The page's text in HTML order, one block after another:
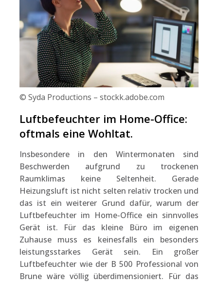
© Syda Productions – stockk.adobe.com
Luftbefeuchter im Home-Office:
oftmals eine Wohltat.
Insbesondere in den Wintermonaten sind
Beschwerden aufgrund zu trockenen
Raumklimas keine Seltenheit. Gerade
Heizungsluft ist nicht selten relativ trocken und
das ist ein weiterer Grund dafür, warum der
Luftbefeuchter im Home-Office ein sinnvolles
Gerät ist. Für das kleine Büro im eigenen
Zuhause muss es keinesfalls ein besonders
leistungsstarkes Gerät sein. Ein großer
Luftbefeuchter wie der B 500 Professional von
Brune wäre völlig überdimensioniert. Für das